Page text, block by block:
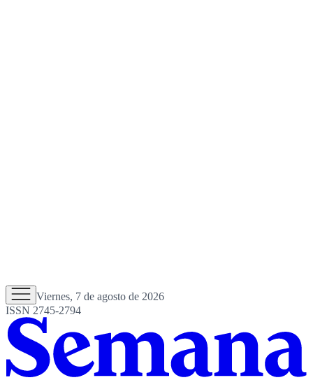
Viernes, 7 de agosto de 2026
ISSN 2745-2794